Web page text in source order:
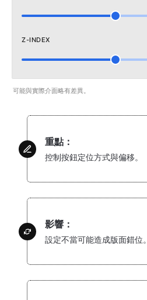
Z-INDEX
可能與實際介面略有差異。
重點：
控制按鈕定位方式與偏移。
影響：
設定不當可能造成版面錯位。